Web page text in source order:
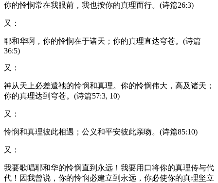
你的怜悯常在我眼前，我也按你的真理而行。(诗篇26:3)
又：
耶和华啊，你的怜悯在于诸天；你的真理直达穹苍。(诗篇
36:5)
又：
神从天上必差遣祂的怜悯和真理。你的怜悯伟大，高及诸天；
你的真理达到穹苍。(诗篇57:3, 10)
又：
怜悯和真理彼此相遇；公义和平安彼此亲吻。(诗篇85:10)
又：
我要歌唱耶和华的怜悯直到永远！我要用口将你的真理传与代
代！因我曾说，你的怜悯必建立到永远，你必使你的真理坚立